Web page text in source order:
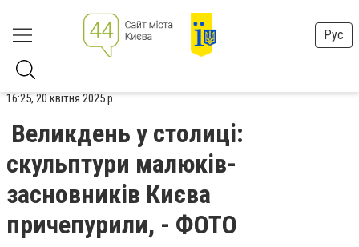
Рус
16:25, 20 квітня 2025 р.
Великдень у столиці:
скульптури малюків-
засновників Києва
причепурили, - ФОТО